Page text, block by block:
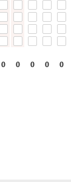
0 0 0 0 0